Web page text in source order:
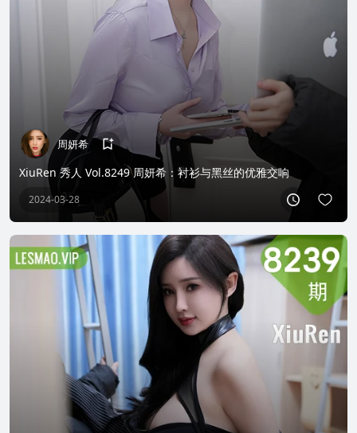
周妍希
XiuRen 秀人 Vol.8249 周妍希：衬衫与黑丝的优雅交响
2024-03-28